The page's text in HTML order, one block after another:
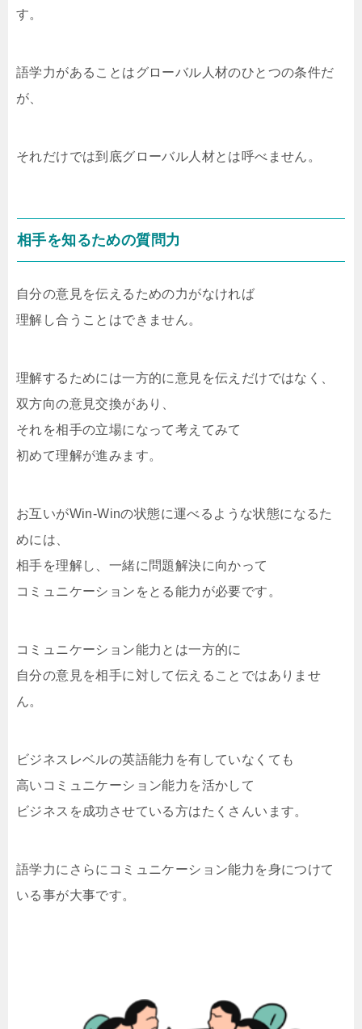
す。
語学力があることはグローバル人材のひとつの条件だ
が、
それだけでは到底グローバル人材とは呼べません。
相手を知るための質問力
自分の意見を伝えるための力がなければ
理解し合うことはできません。
理解するためには一方的に意見を伝えだけではなく、
双方向の意見交換があり、
それを相手の立場になって考えてみて
初めて理解が進みます。
お互いがWin-Winの状態に運べるような状態になるた
めには、
相手を理解し、一緒に問題解決に向かって
コミュニケーションをとる能力が必要です。
コミュニケーション能力とは一方的に
自分の意見を相手に対して伝えることではありませ
ん。
ビジネスレベルの英語能力を有していなくても
高いコミュニケーション能力を活かして
ビジネスを成功させている方はたくさんいます。
語学力にさらにコミュニケーション能力を身につけて
いる事が大事です。